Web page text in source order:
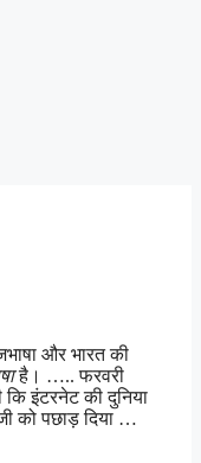
और भारत की
है। ….. फरवरी
इंटरनेट की दुनिया
को पछाड़ दिया …